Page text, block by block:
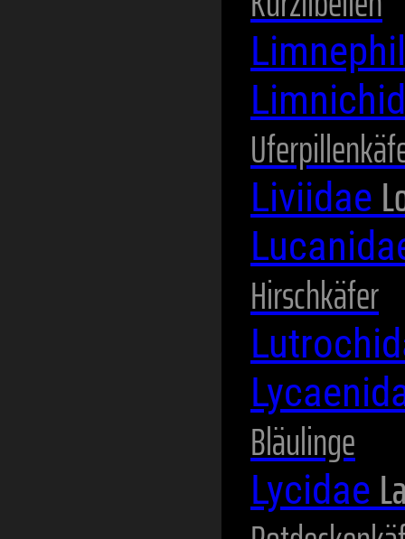
Liviidae
Hirschkäfer
Bläulinge
Lycidae